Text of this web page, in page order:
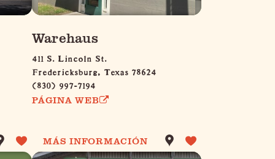
Warehaus
411 S. Lincoln St.
Fredericksburg, Texas 78624
(830) 997-7194
PÁGINA WEB
MÁS INFORMACIÓN